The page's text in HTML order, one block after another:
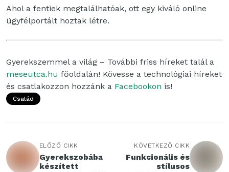
Ahol a fentiek megtalálhatóak, ott egy kiváló online
ügyfélportált hoztak létre.
Gyerekszemmel a világ – További friss híreket talál a
meseutca.hu főoldalán! Kövesse a technológiai híreket
és csatlakozzon hozzánk a Facebookon is!
Család
ELŐZŐ CIKK
Gyerekszobába
készített
KÖVETKEZŐ CIKK
Funkcionális és
stílusos